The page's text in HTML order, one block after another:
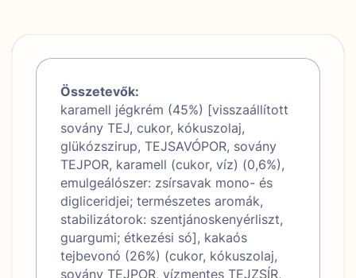
Összetevők:
karamell jégkrém (45%) [visszaállított
sovány TEJ, cukor, kókuszolaj,
glükózszirup, TEJSAVÓPOR, sovány
TEJPOR, karamell (cukor, víz) (0,6%),
emulgeálószer: zsírsavak mono- és
digliceridjei; természetes aromák,
stabilizátorok: szentjánoskenyérliszt,
guargumi; étkezési só], kakaós
tejbevonó (26%) (cukor, kókuszolaj,
sovány TEJPOR, vízmentes TEJZSÍR,